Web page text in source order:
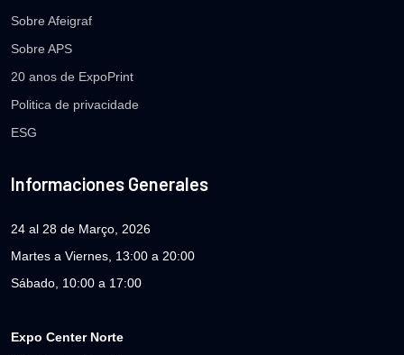
Sobre Afeigraf
Sobre APS
20 anos de ExpoPrint
Politica de privacidade
ESG
Informaciones Generales
24 al 28 de Março, 2026
Martes a Viernes, 13:00 a 20:00
Sábado, 10:00 a 17:00
Expo Center Norte